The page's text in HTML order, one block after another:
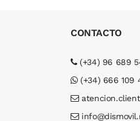
CONTACTO
(+34) 96 689
(+34) 666 109